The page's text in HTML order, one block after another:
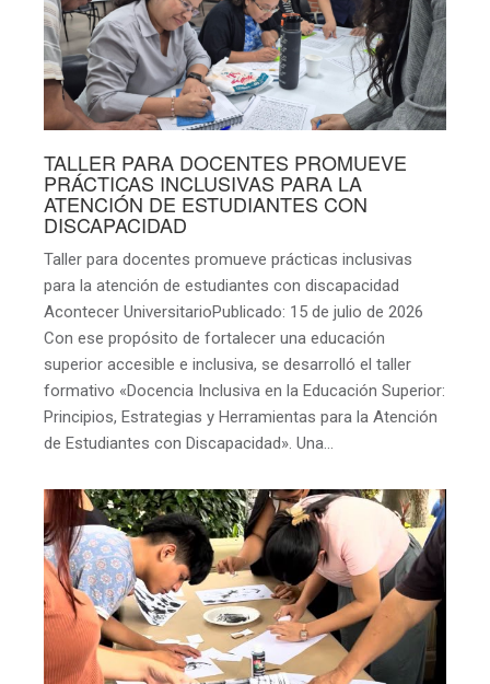
TALLER PARA DOCENTES PROMUEVE
PRÁCTICAS INCLUSIVAS PARA LA
ATENCIÓN DE ESTUDIANTES CON
DISCAPACIDAD
Taller para docentes promueve prácticas inclusivas
para la atención de estudiantes con discapacidad
Acontecer UniversitarioPublicado: 15 de julio de 2026
Con ese propósito de fortalecer una educación
superior accesible e inclusiva, se desarrolló el taller
formativo «Docencia Inclusiva en la Educación Superior:
Principios, Estrategias y Herramientas para la Atención
de Estudiantes con Discapacidad». Una…